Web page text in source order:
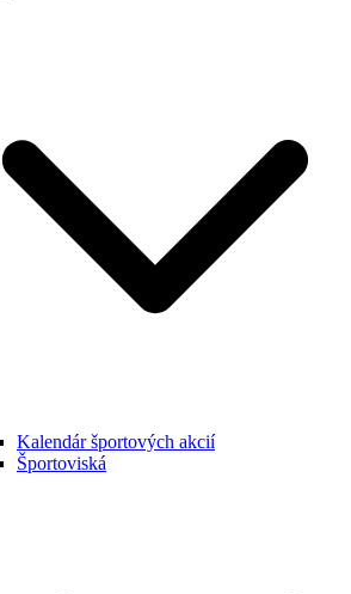
Kalendár športových akcií
Športoviská